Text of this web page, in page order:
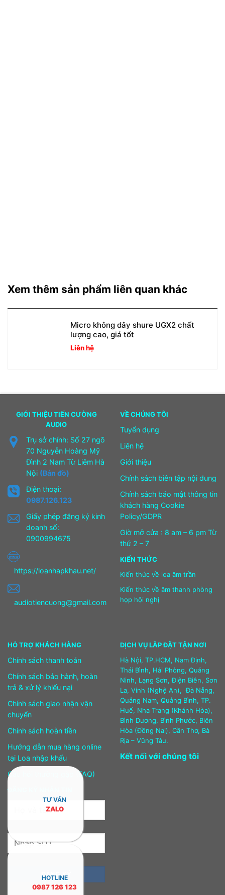
Xem thêm sản phẩm liên quan khác
Micro không dây shure UGX2 chất
lượng cao, giá tốt
Liên hệ
GIỚI THIỆU TIẾN CƯỜNG
AUDIO
Trụ sở chính: Số 27 ngõ
70 Nguyễn Hoàng Mỹ
Đình 2 Nam Từ Liêm Hà
Nội (Bản đồ)
Điện thoại:
0987.126.123
Giấy phép đăng ký kinh
doanh số:
0900994675
https://loanhapkhau.net/
audiotiencuong@gmail.com
VỀ CHÚNG TÔI
Tuyển dụng
Liên hệ
Giới thiệu
Chính sách biên tập nội dung
Chính sách bảo mật thông tin
khách hàng Cookie
Policy/GDPR
Giờ mở cửa : 8 am – 6 pm Từ
thứ 2 – 7
KIẾN THỨC
Kiến thức về loa âm trần
Kiến thức về âm thanh phòng
họp hội nghị
HỖ TRỢ KHÁCH HÀNG
Chính sách thanh toán
Chính sách bảo hành, hoàn
trả & xử lý khiếu nại
Chính sách giao nhận vận
chuyển
Chính sách hoàn tiền
Hướng dẫn mua hàng online
tại Loa nhập khẩu
Câu hỏi thường gặp (FAQ)
DỊCH VỤ LẮP ĐẶT TẬN NƠI
Hà Nội, TP.HCM, Nam Định,
Thái Bình, Hải Phòng, Quảng
Ninh, Lạng Sơn, Điện Biên, Sơn
La, Vinh (Nghệ An), Đà Nẵng,
Quảng Nam, Quảng Bình, TP.
Huế, Nha Trang (Khánh Hòa),
Bình Dương, Bình Phước, Biên
Hòa (Đồng Nai), Cần Thơ, Bà
Rịa – Vũng Tàu.
Kết nối với chúng tôi
TƯ VẤN
ZALO
HOTLINE
0987 126 123